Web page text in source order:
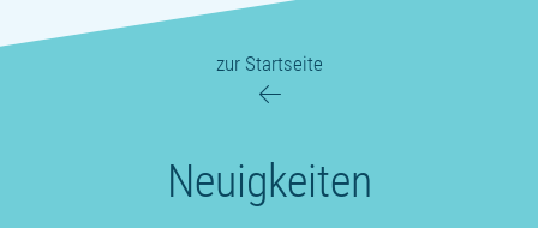
zur Startseite
Neuigkeiten